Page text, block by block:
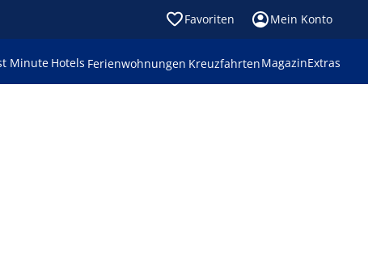
Favoriten Mein Konto
Minute Hotels Ferienwohnungen KreuzfahrtenMagazinExtras